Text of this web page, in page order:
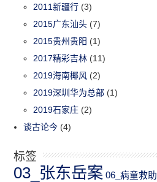
2011新疆行 (3)
2015广东汕头 (7)
2015贵州贵阳 (1)
2017精彩吉林 (11)
2019海南椰风 (2)
2019深圳华为总部 (1)
2019石家庄 (2)
谈古论今 (4)
标签
03_张东岳案 06_病童救助